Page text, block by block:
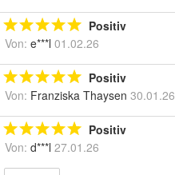
Positiv
Von: e***l 01.02.26
Positiv
Von: Franziska Thaysen 30.01.26
Positiv
Von: d***l 27.01.26